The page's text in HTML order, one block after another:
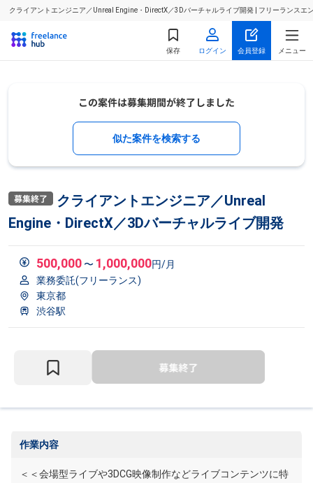
クライアントエンジニア／Unreal Engine・DirectX／3Dバーチャルライブ開発 | フリーランスエ
保存 ログイン 会員登録 メニュー
似た案件を検索する
クライアントエンジニア／Unreal
Engine・DirectX／3Dバーチャルライブ開発
500,000 〜 1,000,000円/月
業務委託(フリーランス)
東京都
渋谷駅
作業内容
＜＜会場型ライブや3DCG映像制作などライブコンテンツに特